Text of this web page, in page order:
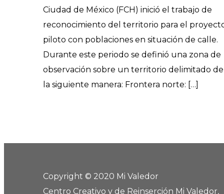
Ciudad de México (FCH) inició el trabajo de
reconocimiento del territorio para el
piloto con poblaciones en situación de calle.
Durante este periodo se definió una zona de
observación sobre un territorio delimitado de
la siguiente manera: Frontera norte: […]
Copyright © 2020 Mi Valedor
Centro Creativo y de Reinserción Mi Valedor,